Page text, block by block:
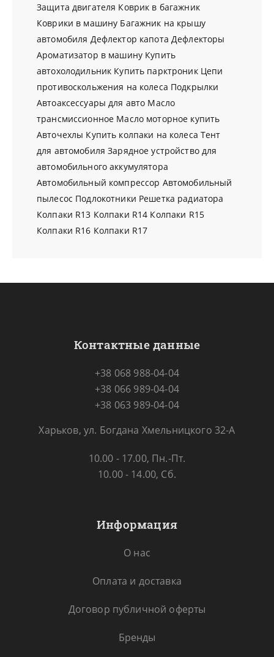
Защита двигателя Коврик в багажник
Коврики в машину Багажник на крышу
автомобиля Дефлектор капота Дефлекторы
Ароматизатор в машину Купить
автохолодильник Купить парктроник Цепи
противоскольжения на колеса Подкрылки
Автоаксессуары для авто Масло
трансмиссионное Масло моторное купить
Авточехлы Купить колпаки на колеса Тент
для автомобиля Зарядное устройство для
автомобильного аккумулятора
Автомобильный компрессор Автомобильный
пылесос Подлокотники Решетка радиатора
Колпаки R13 Колпаки R14 Колпаки R15
Колпаки R16 Колпаки R17
Контактные данные
+38 068 988-04-04
+38 066 989-04-04
+38 063 989-04-04
Харьков, ул. Богдана Хмельницкого 32-А
10.00 - 17.00, Пн.-Пт.
10.00 - 14.00, Сб.
Информация
О нас
Оплата и доставка
Договор публичной оферты
Бренды